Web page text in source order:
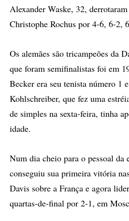
Alexander Waske, 32,
Christophe Rochus por 4-6, 6-2,
Os alemães são tricampeões da
que foram semifinalistas foi em
Becker era seu tenista número 1
Kohlschreiber, que fez uma
de simples na sexta-feira, tinha
idade.
Num dia cheio para o pessoal da
conseguiu sua primeira vitória
Davis sobre a França e agora
quartas-de-final por 2-1, em